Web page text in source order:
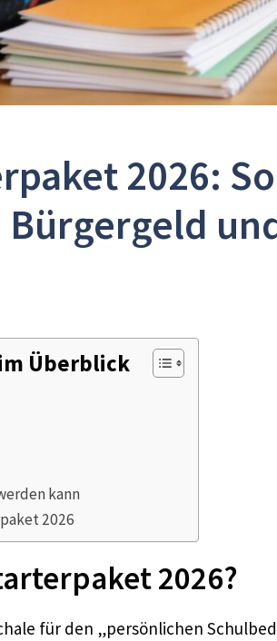
2026:
Bürgergeld
Überblick
kann
2026
2026?
für den „persönlichen